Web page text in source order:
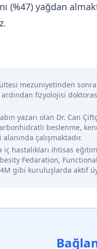
(%47) yağdan
mezuniyetinden
fizyolojisi
yazarı olan Dr. Can
beslenme,
çalışmaktadır.
iç hastalıkları ihtisas
Fedaration,
gibi kuruluşlarda aktif